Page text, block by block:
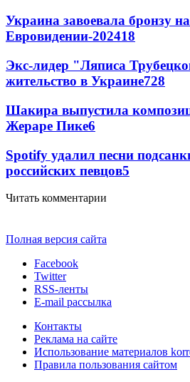
Украина завоевала бронзу
Евровидении-202418
Экс-лидер "Ляписа
жительство в Украине728
Шакира выпустила
Жераре Пике6
Spotify удалил песни
российских певцов5
Читать комментарии
Полная версия сайта
Facebook
Twitter
RSS-ленты
E-mail рассылка
Контакты
Реклама на сайте
Использование материалов
Правила пользования сайтом